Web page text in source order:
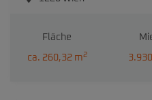
Fläche
ca. 260,32 m2